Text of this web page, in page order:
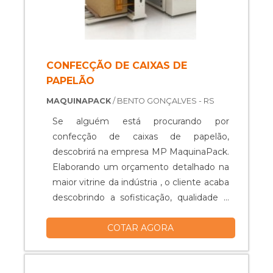
CONFECÇÃO DE CAIXAS DE
PAPELÃO
MAQUINAPACK/ BENTO GONÇALVES - RS
Se alguém está procurando por
confecção de caixas de papelão,
descobrirá na empresa MP MaquinaPack.
Elaborando um orçamento detalhado na
maior vitrine da indústria , o cliente acaba
descobrindo a sofisticação, qualidade e
SOBRE O FUNCIONAMENTO DO
adequação dos produtos em suas
COTAR AGORA